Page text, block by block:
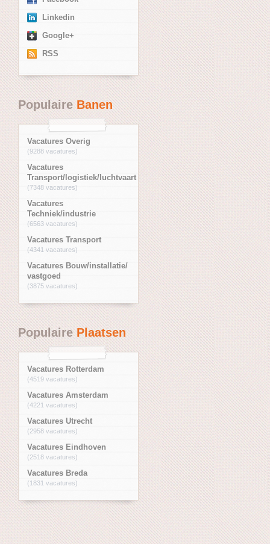
Linkedin
Google+
RSS
PopulaireBanen
Vacatures Overig
(9288 vacatures)
Vacatures
Transport/logistiek/luchtvaart
(7348 vacatures)
Vacatures
Techniek/industrie
(6563 vacatures)
Vacatures Transport
(4341 vacatures)
Vacatures Bouw/installatie/
vastgoed
(3875 vacatures)
PopulairePlaatsen
Vacatures Rotterdam
(4519 vacatures)
Vacatures Amsterdam
(4221 vacatures)
Vacatures Utrecht
(2958 vacatures)
Vacatures Eindhoven
(2518 vacatures)
Vacatures Breda
(1831 vacatures)